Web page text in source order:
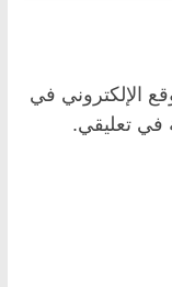
الإلكتروني في
في تعليقي.